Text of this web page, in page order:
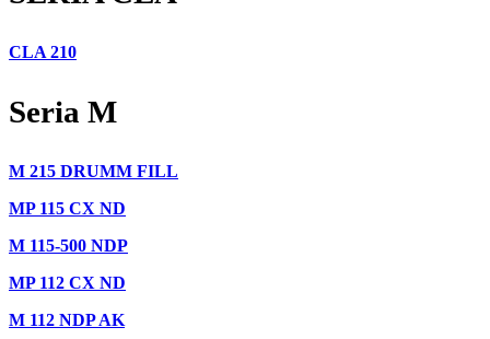
CLA 210
Seria M
M 215 DRUMM FILL
MP 115 CX ND
M 115-500 NDP
MP 112 CX ND
M 112 NDP AK